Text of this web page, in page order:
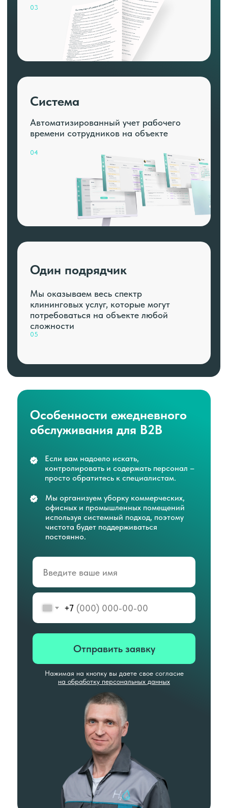
04
05
Один подрядчик
Мы оказываем весь спектр
клининговых услуг, которые могут
потребоваться на объекте любой
сложности
Система
Автоматизированный учет рабочего
времени сотрудников на объекте
03
Если вам надоело искать,
контролировать и содержать персонал –
просто обратитесь к специалистам.
Мы организуем уборку коммерческих,
офисных и промышленных помещений
используя системный подход, поэтому
чистота будет поддерживаться
постоянно.
Особенности ежедневного
обслуживания для B2B
+7
Отправить заявку
Нажимая на кнопку вы даете свое согласие
на обработку персональных данных